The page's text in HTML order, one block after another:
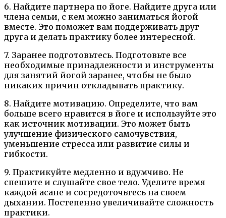
6. Найдите партнера по йоге. Найдите друга или
члена семьи, с кем можно заниматься йогой
вместе. Это поможет вам поддерживать друг
друга и делать практику более интересной.
7. Заранее подготовьтесь. Подготовьте все
необходимые принадлежности и инструменты
для занятий йогой заранее, чтобы не было
никаких причин откладывать практику.
8. Найдите мотивацию. Определите, что вам
больше всего нравится в йоге и используйте это
как источник мотивации. Это может быть
улучшение физического самочувствия,
уменьшение стресса или развитие силы и
гибкости.
9. Практикуйте медленно и вдумчиво. Не
спешите и слушайте свое тело. Уделите время
каждой асане и сосредоточьтесь на своем
дыхании. Постепенно увеличивайте сложность
практики.